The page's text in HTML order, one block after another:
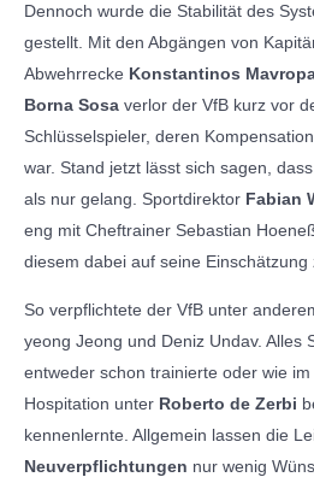
Dennoch wurde die Stabilität des
gestellt. Mit den Abgängen von
Abwehrrecke Konstantinos
Borna Sosa verlor der VfB kurz vor
Schlüsselspieler, deren
war. Stand jetzt lässt sich sagen,
als nur gelang. Sportdirektor Fabian
eng mit Cheftrainer Sebastian
diesem dabei auf seine
So verpflichtete der VfB unter
yeong Jeong und Deniz Undav. Alles
entweder schon trainierte oder wie
Hospitation unter Roberto de Zerbi
kennenlernte. Allgemein lassen die
Neuverpflichtungen nur wenig